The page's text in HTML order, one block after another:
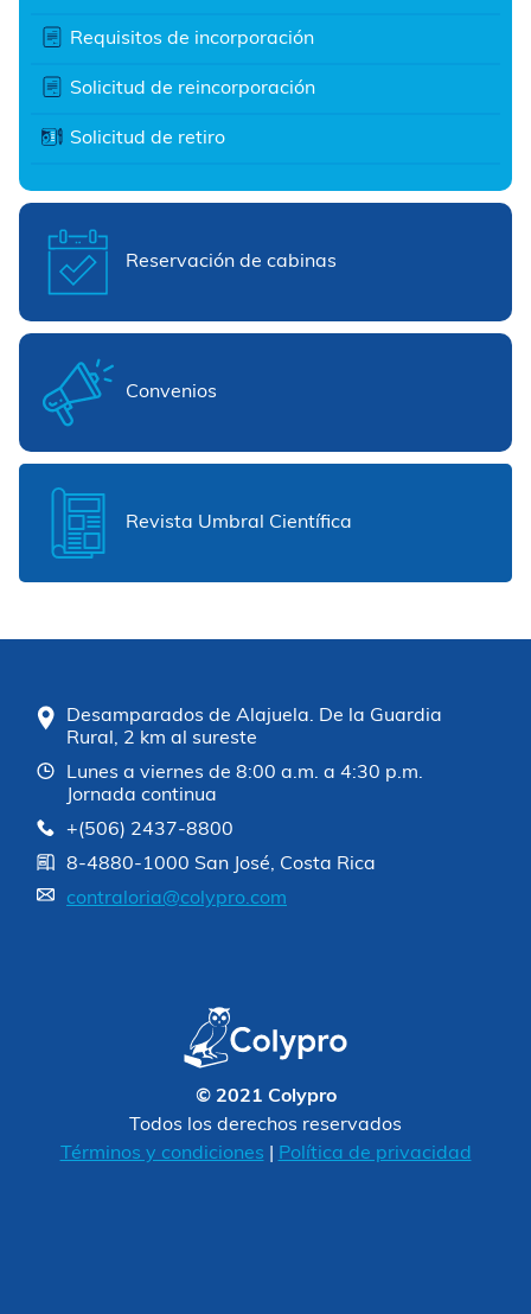
Requisitos de incorporación
Solicitud de reincorporación
Solicitud de retiro
Reservación de cabinas
Convenios
Revista Umbral Científica
Desamparados de Alajuela. De la Guardia
Rural, 2 km al sureste
Lunes a viernes de 8:00 a.m. a 4:30 p.m.
Jornada continua
+(506) 2437-8800
8-4880-1000 San José, Costa Rica
contraloria@colypro.com
© 2021 Colypro
Todos los derechos reservados
Términos y condiciones
Política de privacidad